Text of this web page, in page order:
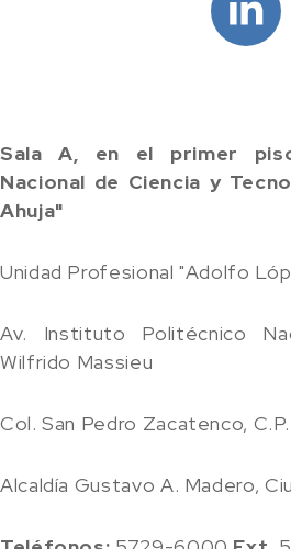
Sala A, en el primer
Nacional de Ciencia y
Ahuja"
Unida​d Profesional "Adolfo
Av. Instituto Politécnico
Wilfrido Massieu
Col. San Pedro Zacatenco,
Alcaldía Gustavo A. Madero,